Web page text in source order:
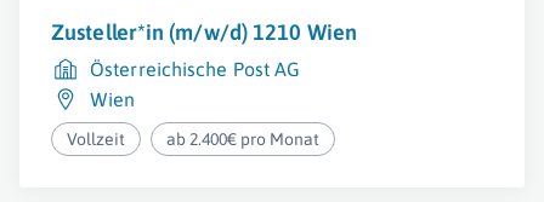
Zusteller*in (m/w/d) 1210 Wien
Österreichische Post AG
Wien
Vollzeit ab 2.400€ pro Monat